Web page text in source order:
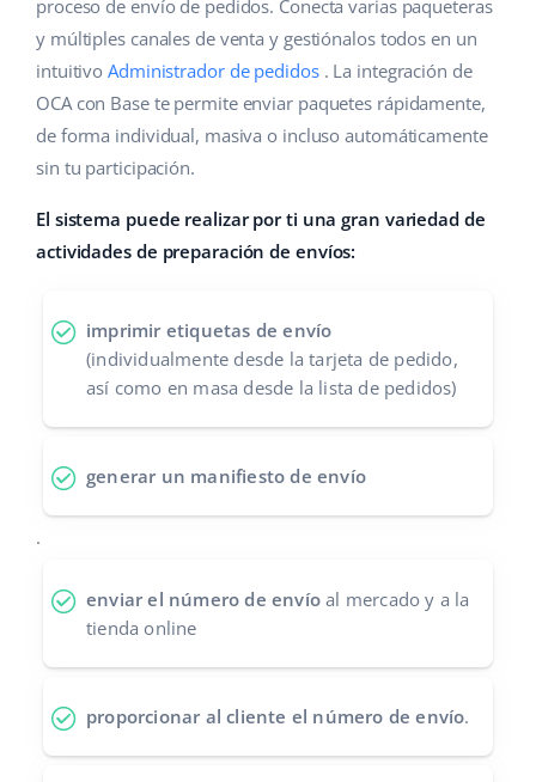
Gestión de envíos
Automatizaciones
Base Connect
IA para e-commerce
Hogar y jardinería
Productos infantiles
Electrónica
Piezas de automóviles
Supermercado
Moda
Ayuda
Base Academy
Blog
Implementación de sistemas
Calculadora de beneficios
Cooperación y socios
english (GB)
english (IN)
deutsch
español (AR)
Italiano
português (BR)
proceso de envío de pedidos. Conecta varias paqueteras
y múltiples canales de venta y gestiónalos todos en un
intuitivo Administrador de pedidos. La integración de
OCA con Base te permite enviar paquetes rápidamente,
de forma individual, masiva o incluso automáticamente
sin tu participación.
El sistema puede realizar por ti una gran variedad de
actividades de preparación de envíos:
imprimir etiquetas de envío
(individualmente desde la tarjeta de pedido,
así como en masa desde la lista de pedidos)
generar un manifiesto de envío
.
enviar el número de envío al mercado y a la
tienda online
proporcionar al cliente el número de envío.